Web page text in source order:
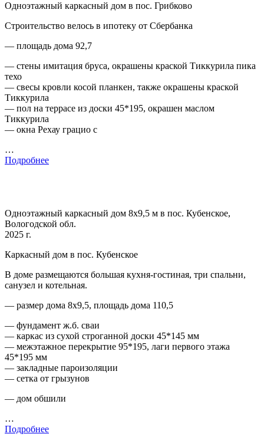
Одноэтажный каркасный дом в пос. Грибково
Строительство велось в ипотеку от Сбербанка
— площадь дома 92,7
— стены имитация бруса, окрашены краской Тиккурила пика
техо
— свесы кровли косой планкен, также окрашены краской
Тиккурила
— пол на террасе из доски 45*195, окрашен маслом
Тиккурила
— окна Рехау грацио с
…
Подробнее
Одноэтажный каркасный дом 8х9,5 м в пос. Кубенское,
Вологодской обл.
2025 г.
Каркасный дом в пос. Кубенское
В доме размещаются большая кухня-гостиная, три спальни,
санузел и котельная.
— размер дома 8х9,5, площадь дома 110,5
— фундамент ж.б. сваи
— каркас из сухой строганной доски 45*145 мм
— межэтажное перекрытие 95*195, лаги первого этажа
45*195 мм
— закладные пароизоляции
— сетка от грызунов
— дом обшили
…
Подробнее